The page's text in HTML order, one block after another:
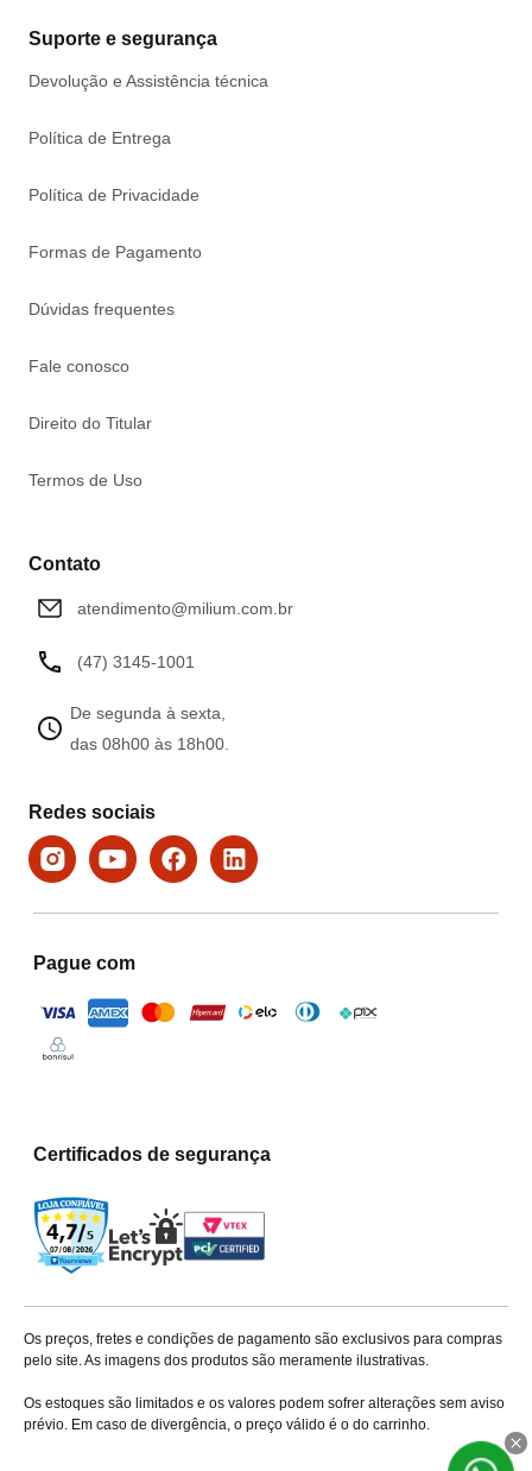
Suporte e segurança
Devolução e Assistência técnica
Política de Entrega
Política de Privacidade
Formas de Pagamento
Dúvidas frequentes
Fale conosco
Direito do Titular
Termos de Uso
Contato
atendimento@milium.com.br
(47) 3145-1001
De segunda à sexta,
das 08h00 às 18h00.
Redes sociais
Pague com
Certificados de segurança
Os preços, fretes e condições de pagamento são exclusivos para compras
pelo site. As imagens dos produtos são meramente ilustrativas.
Os estoques são limitados e os valores podem sofrer alterações sem aviso
prévio. Em caso de divergência, o preço válido é o do carrinho.